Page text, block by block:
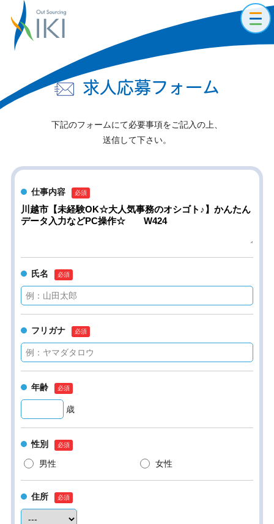
求人応募フォーム
下記のフォームにて必要事項をご記入の上、
送信して下さい。
仕事内容
氏名
フリガナ
年齢
歳
性別
男性
女性
住所